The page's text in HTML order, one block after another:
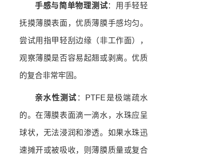
手感与简单物理测试：用手轻轻
抚摸薄膜表面，优质薄膜手感均匀。
尝试用指甲轻刮边缘（非工作面），
观察薄膜是否容易起翘或剥离。优质
的复合非常牢固。
亲水性测试 ：PTFE是极端疏水
的。在薄膜表面滴一滴水，水珠应呈
球状，无法浸润和渗透。如果水珠迅
速摊开或被吸收，则薄膜质量或复合